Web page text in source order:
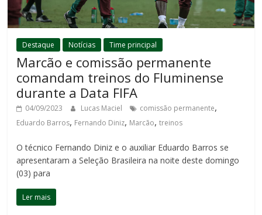
Destaque Notícias Time principal
Marcão e comissão permanente
comandam treinos do Fluminense
durante a Data FIFA
04/09/2023 Lucas Maciel comissão permanente,
Eduardo Barros, Fernando Diniz, Marcão,treinos
O técnico Fernando Diniz e o auxiliar Eduardo Barros se
apresentaram a Seleção Brasileira na noite deste domingo
(03) para
Ler mais